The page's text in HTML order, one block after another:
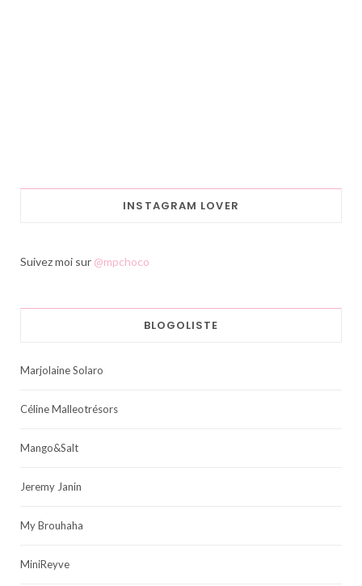
INSTAGRAM LOVER
Suivez moi sur @mpchoco
BLOGOLISTE
Marjolaine Solaro
Céline Malleotrésors
Mango&Salt
Jeremy Janin
My Brouhaha
MiniReyve